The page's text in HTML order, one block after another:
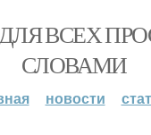
ВСЕХ
СЛОВАМИ
новости